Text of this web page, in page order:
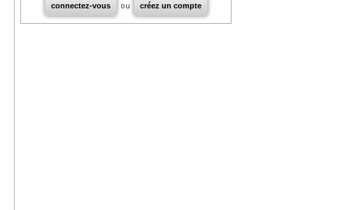
connectez-vous ou créez un compte